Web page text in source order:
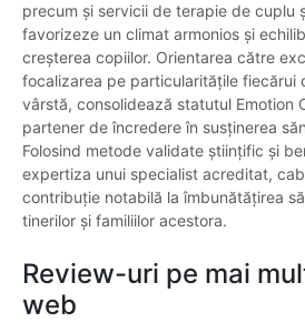
precum și servicii de terapie de cuplu
favorizeze un climat armonios și
creșterea copiilor. Orientarea către
focalizarea pe particularitățile fiecărui
vârstă, consolidează statutul Emotion
partener de încredere în susținerea
Folosind metode validate științific și
expertiza unui specialist acreditat,
contribuție notabilă la îmbunătățirea
tinerilor și familiilor acestora.
Review-uri pe mai
web